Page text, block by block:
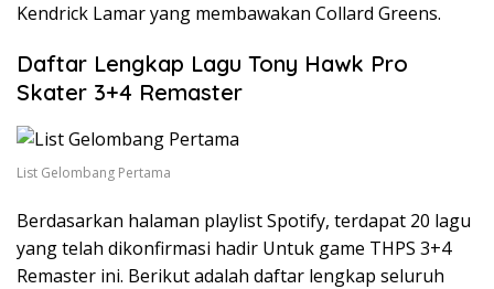
Kendrick Lamar yang membawakan Collard Greens.
Daftar Lengkap Lagu Tony Hawk Pro
Skater 3+4 Remaster
List Gelombang Pertama
Berdasarkan halaman playlist Spotify, terdapat 20 lagu
yang telah dikonfirmasi hadir Untuk game THPS 3+4
Remaster ini. Berikut adalah daftar lengkap seluruh